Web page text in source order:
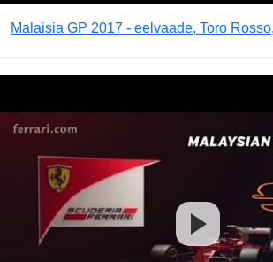
Malaisia GP 2017 - eelvaade, Toro